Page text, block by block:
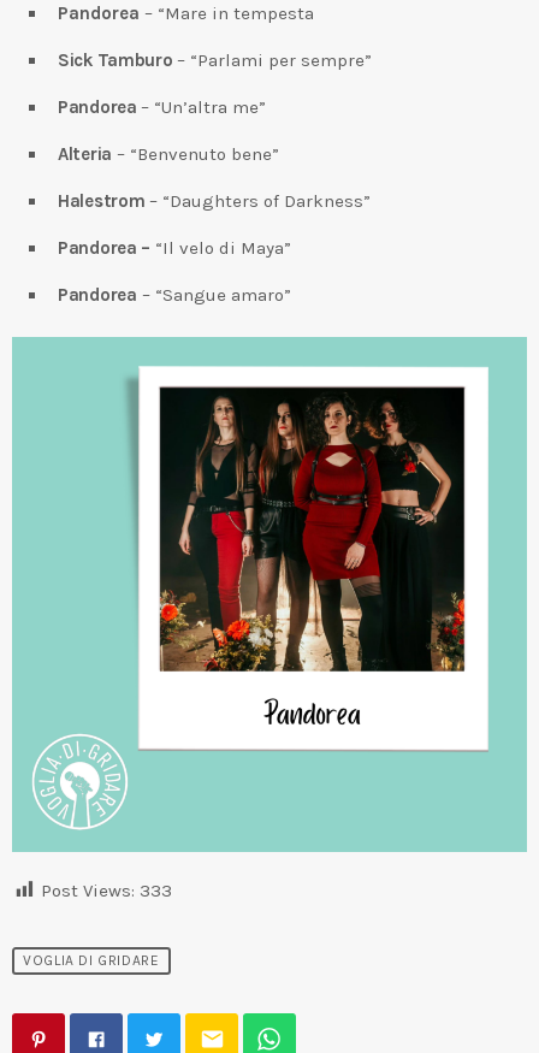
Pandorea – “Mare in tempesta
Sick Tamburo – “Parlami per sempre”
Pandorea– “Un’altra me”
Alteria – “Benvenuto bene”
Halestrom – “Daughters of Darkness”
Pandorea – “Il velo di Maya”
Pandorea – “Sangue amaro”
Post Views: 333
VOGLIA DI GRIDARE
email